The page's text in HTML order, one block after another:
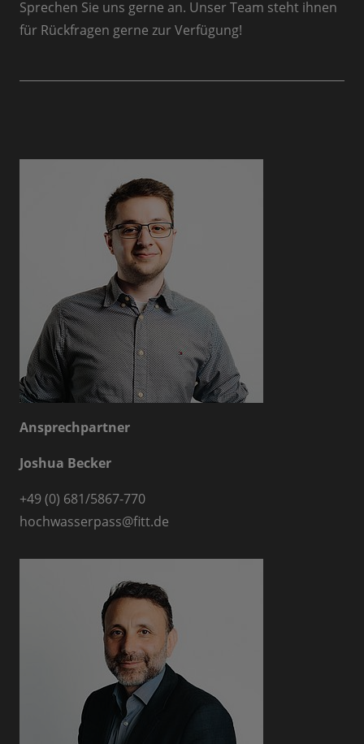
Sprechen Sie uns gerne an. Unser Team steht ihnen
für Rückfragen gerne zur Verfügung!
Ansprechpartner
Joshua Becker
+49 (0) 681/5867-770
hochwasserpass@fitt.de